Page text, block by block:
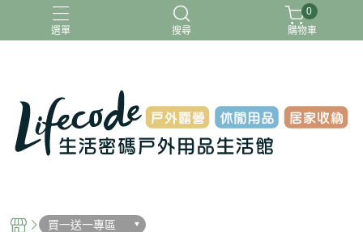
選單 搜尋
ADAMOUTDOOR G-PLUS INTEX
MOVELIFE
樂活不露
0
購物車
買一送一專區